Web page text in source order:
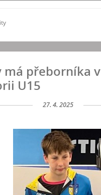
má přeborníka v
U15
27. 4. 2025